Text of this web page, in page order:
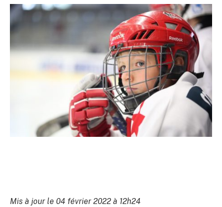
Mis à jour le 04 février 2022 à 12h24